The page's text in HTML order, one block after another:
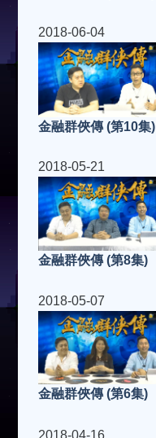
2018-06-04
金融群俠傳 (第10集)
2018-05-21
金融群俠傳 (第8集)
2018-05-07
金融群俠傳 (第6集)